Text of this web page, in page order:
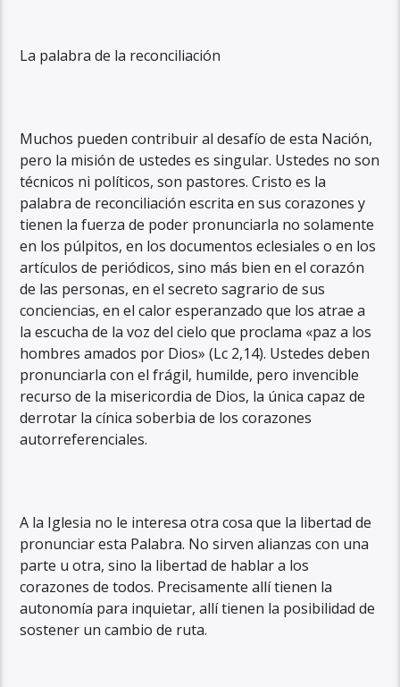
La palabra de la reconciliación
Muchos pueden contribuir al desafío de esta Nación,
pero la misión de ustedes es singular. Ustedes no son
técnicos ni políticos, son pastores. Cristo es la
palabra de reconciliación escrita en sus corazones y
tienen la fuerza de poder pronunciarla no solamente
en los púlpitos, en los documentos eclesiales o en los
artículos de periódicos, sino más bien en el corazón
de las personas, en el secreto sagrario de sus
conciencias, en el calor esperanzado que los atrae a
la escucha de la voz del cielo que proclama «paz a los
hombres amados por Dios» (Lc 2,14). Ustedes deben
pronunciarla con el frágil, humilde, pero invencible
recurso de la misericordia de Dios, la única capaz de
derrotar la cínica soberbia de los corazones
autorreferenciales.
A la Iglesia no le interesa otra cosa que la libertad de
pronunciar esta Palabra. No sirven alianzas con una
parte u otra, sino la libertad de hablar a los
corazones de todos. Precisamente allí tienen la
autonomía para inquietar, allí tienen la posibilidad de
sostener un cambio de ruta.